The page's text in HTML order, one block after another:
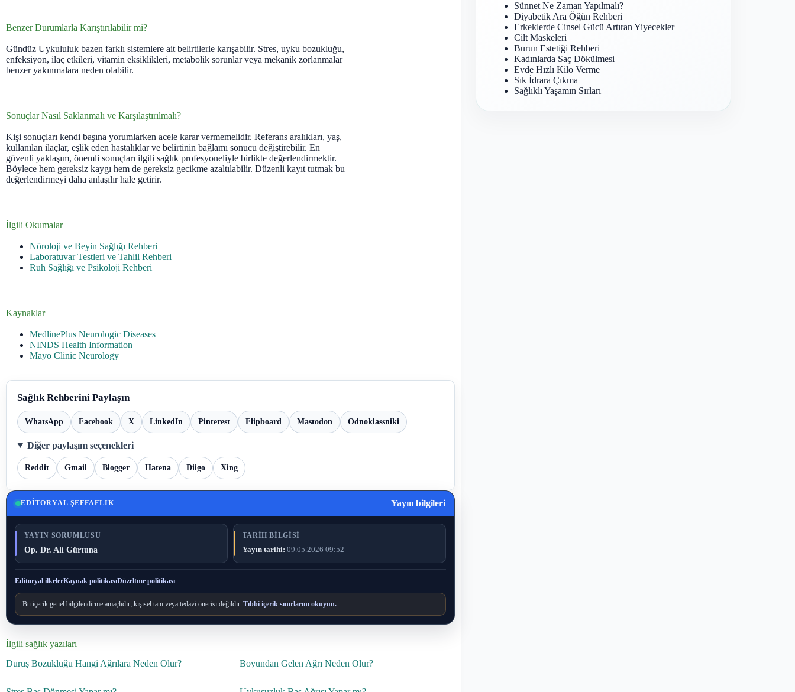
Benzer Durumlarla Karıştırılabilir mi?
Gündüz Uykululuk bazen farklı sistemlere ait belirtilerle karışabilir. Stres, uyku bozukluğu,
enfeksiyon, ilaç etkileri, vitamin eksiklikleri, metabolik sorunlar veya mekanik zorlanmalar
benzer yakınmalara neden olabilir.
Sonuçlar Nasıl Saklanmalı ve Karşılaştırılmalı?
Kişi sonuçları kendi başına yorumlarken acele karar vermemelidir. Referans aralıkları, yaş,
kullanılan ilaçlar, eşlik eden hastalıklar ve belirtinin bağlamı sonucu değiştirebilir. En
güvenli yaklaşım, önemli sonuçları ilgili sağlık profesyoneliyle birlikte değerlendirmektir.
Böylece hem gereksiz kaygı hem de gereksiz gecikme azaltılabilir. Düzenli kayıt tutmak bu
değerlendirmeyi daha anlaşılır hale getirir.
İlgili Okumalar
Nöroloji ve Beyin Sağlığı Rehberi
Laboratuvar Testleri ve Tahlil Rehberi
Ruh Sağlığı ve Psikoloji Rehberi
Kaynaklar
MedlinePlus Neurologic Diseases
NINDS Health Information
Mayo Clinic Neurology
Sağlık Rehberini Paylaşın
WhatsApp Facebook X LinkedIn Pinterest Flipboard Mastodon Odnoklassniki
Diğer paylaşım seçenekleri
Reddit Gmail Blogger Hatena Diigo Xing
EDITORYAL ŞEFFAFLIK Yayın bilgileri
YAYIN SORUMLUSU
Op. Dr. Ali Gürtuna
TARIH BILGISI
Yayın tarihi: 09.05.2026 09:52
Editoryal ilkelerKaynak politikasıDüzeltme politikası
Bu içerik genel bilgilendirme amaçlıdır; kişisel tanı veya tedavi önerisi değildir. Tıbbi içerik sınırlarını okuyun.
İlgili sağlık yazıları
Duruş Bozukluğu Hangi Ağrılara Neden Olur?
Boyundan Gelen Ağrı Neden Olur?
Sünnet Ne Zaman Yapılmalı?
Diyabetik Ara Öğün Rehberi
Erkeklerde Cinsel Gücü Artıran Yiyecekler
Cilt Maskeleri
Burun Estetiği Rehberi
Kadınlarda Saç Dökülmesi
Evde Hızlı Kilo Verme
Sık İdrara Çıkma
Sağlıklı Yaşamın Sırları